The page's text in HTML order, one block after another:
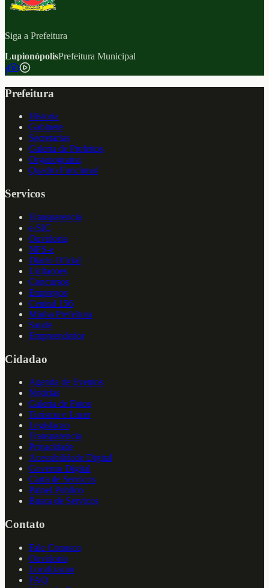
Siga a Prefeitura
LupionópolisPrefeitura Municipal
f
Prefeitura
Historia
Gabinete
Secretarias
Galeria de Prefeitos
Organograma
Quadro Funcional
Servicos
Transparencia
e-SIC
Ouvidoria
NFS-e
Diario Oficial
Licitacoes
Concursos
Empregos
Central 156
Minha Prefeitura
Saude
Empreendedor
Cidadao
Agenda de Eventos
Noticias
Galeria de Fotos
Turismo e Lazer
Legislacao
Transparencia
Privacidade
Acessibilidade Digital
Governo Digital
Carta de Servicos
Painel Publico
Busca de Servicos
Contato
Fale Conosco
Ouvidoria
Localizacao
FAQ